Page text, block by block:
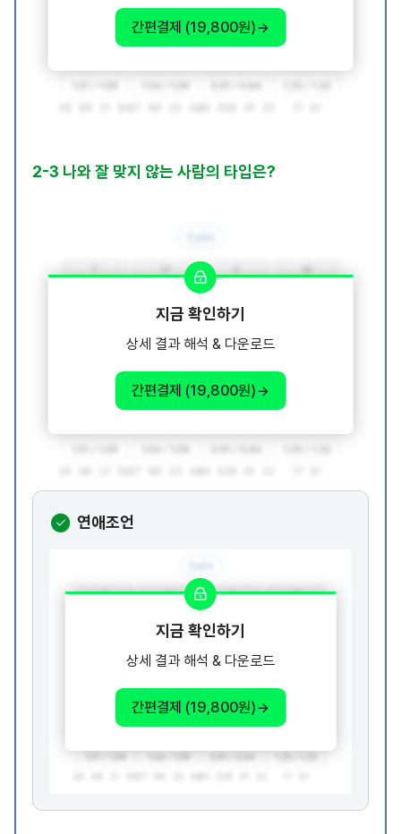
간편결제 (19,800원)
2-3 나와 잘 맞지 않는 사람의 타입은?
지금 확인하기
상세 결과 해석 & 다운로드
간편결제 (19,800원)
연애조언
지금 확인하기
상세 결과 해석 & 다운로드
간편결제 (19,800원)